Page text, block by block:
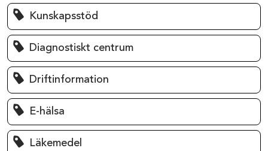
Kunskapsstöd
Diagnostiskt centrum
Driftinformation
E-hälsa
Läkemedel